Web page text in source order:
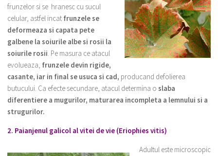
frunzelor si se hranesc cu sucul
celular, astfel incat frunzele se
deformeaza si capata pete
galbene la soiurile albe si rosii la
soiurile rosii. Pe masura ce atacul
evolueaza, frunzele devin rigide,
casante, iar in final se usuca si cad, producand defolierea
butucului. Ca efecte secundare, atacul determina o slaba
diferentiere a mugurilor, maturarea incompleta a lemnului si a
strugurilor.
2. Paianjenul galicol al vitei de vie (Eriophies vitis)
Adultul este microscopic